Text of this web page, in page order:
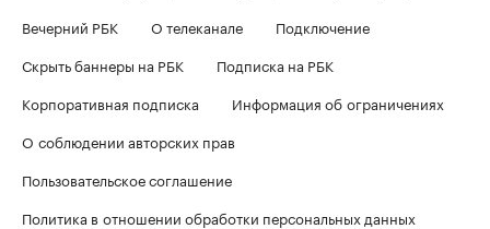
Вечерний РБК
О телеканале
Подключение
Скрыть баннеры на РБК
Подписка на РБК
Корпоративная подписка
Информация об ограничениях
О соблюдении авторских прав
Пользовательское соглашение
Политика в отношении обработки персональных данных